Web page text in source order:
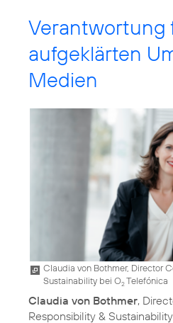
Verantwortung
aufgeklärten
Medien
Claudia von Bothmer, Director
Sustainability bei O2Telefónica
Claudia von Bothmer,
Responsibility &